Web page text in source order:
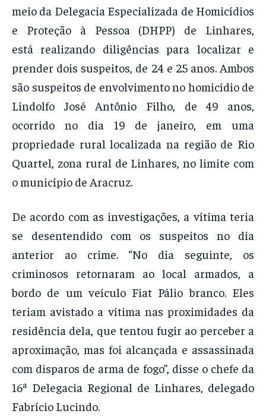
meio da Delegacia Especializada de Homicídios
e Proteção à Pessoa (DHPP) de Linhares,
está realizando diligências para localizar e
prender dois suspeitos, de 24 e 25 anos. Ambos
são suspeitos de envolvimento no homicídio de
Lindolfo José Antônio Filho, de 49 anos,
ocorrido no dia 19 de janeiro, em uma
propriedade rural localizada na região de Rio
Quartel, zona rural de Linhares, no limite com
o município de Aracruz.
De acordo com as investigações, a vítima teria
se desentendido com os suspeitos no dia
anterior ao crime. “No dia seguinte, os
criminosos retornaram ao local armados, a
bordo de um veículo Fiat Pálio branco. Eles
teriam avistado a vítima nas proximidades da
residência dela, que tentou fugir ao perceber a
aproximação, mas foi alcançada e assassinada
com disparos de arma de fogo”, disse o chefe da
16ª Delegacia Regional de Linhares, delegado
Fabrício Lucindo.